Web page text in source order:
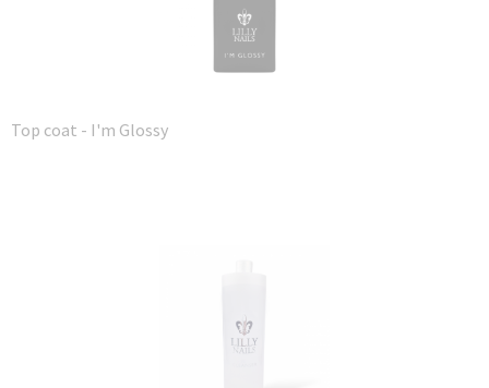
Top coat - I'm Glossy